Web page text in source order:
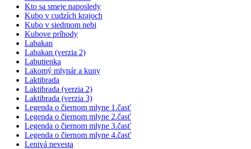
Kto sa smeje naposledy
Kubo v cudzích krajoch
Kubo v siedmom nebi
Kubove príhody
Labakan
Labakan (verzia 2)
Labutienka
Lakomý mlynár a kuny
Laktibrada
Laktibrada (verzia 2)
Laktibrada (verzia 3)
Legenda o čiernom mlyne 1.časť
Legenda o čiernom mlyne 2.časť
Legenda o čiernom mlyne 3.časť
Legenda o čiernom mlyne 4.časť
Lenivá nevesta